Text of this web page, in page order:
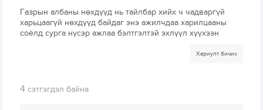
Газрын албаны нөхдүүд нь тайлбар хийх ч чадваргүй
харьцаагүй нөхдүүд байдаг энэ ажилчдаа харилцааны
соёлд сурга нүсэр ажлаа бэлтгэлтэй эхлүүл хүүхээн
Хариулт бичих
4 сэтгэгдэл байна